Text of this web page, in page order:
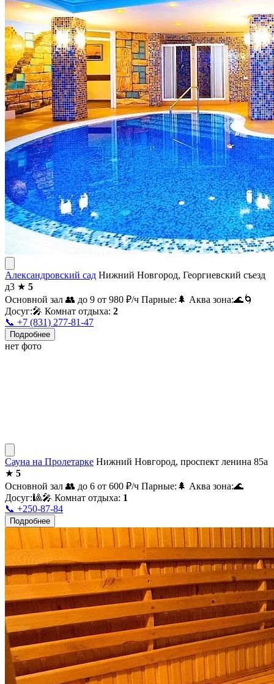
Александровский сад Нижний Новгород, Георгиевский съезд
д3 ★ 5
Основной зал 👥 до 9 от 980 ₽/ч Парные: 🌲 Аква зона:🌊🌀
Досуг:🎤 Комнат отдыха: 2
📞 +7 (831) 277-81-47
Подробнее
нет фото
Сауна на Пролетарке Нижний Новгород, проспект ленина 85а
★ 5
Основной зал 👥 до 6 от 600 ₽/ч Парные: 🌲 Аква зона:🌊
Досуг:🎱🎤 Комнат отдыха: 1
📞 +250-87-84
Подробнее